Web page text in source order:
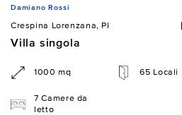
Damiano Rossi
Crespina Lorenzana, PI
Villa singola
1000 mq 65 Locali
7 Camere da
letto